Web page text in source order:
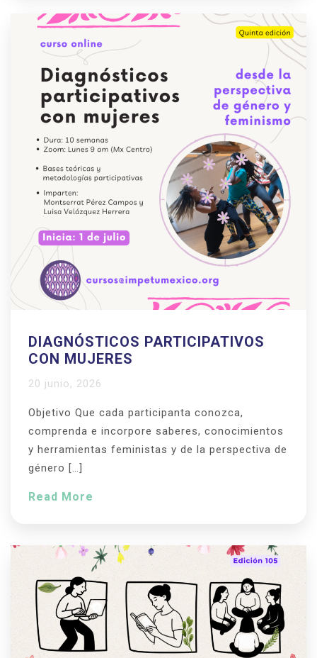
DIAGNÓSTICOS PARTICIPATIVOS
CON MUJERES
20 junio, 2026
Objetivo Que cada participanta conozca,
comprenda e incorpore saberes, conocimientos
y herramientas feministas y de la perspectiva de
género […]
Read More